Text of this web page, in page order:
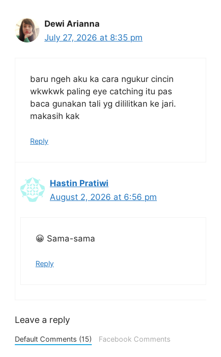
Dewi Arianna
July 27, 2026 at 8:35 pm
baru ngeh aku ka cara ngukur cincin
wkwkwk paling eye catching itu pas
baca gunakan tali yg dililitkan ke jari.
makasih kak
Reply
Hastin Pratiwi
August 2, 2026 at 6:56 pm
😀 Sama-sama
Reply
Leave a reply
Default Comments (15) Facebook Comments